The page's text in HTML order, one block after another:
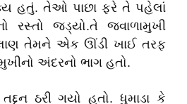
હતું. તેઓ પાછા ફરે તે પહેલાં
રસ્તો જડ્યો.તે જ્વાળામુખી
તેમને એક ઊંડી ખાઈ તરફ
અંદરનો ભાગ હતો.
ઠરી ગયો હતો. ધુમાડા કે